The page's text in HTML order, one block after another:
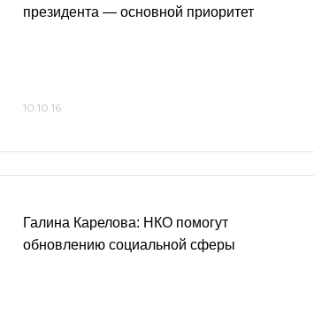
президента — основной приоритет
10.10.16
Галина Карелова: НКО помогут
обновлению социальной сферы